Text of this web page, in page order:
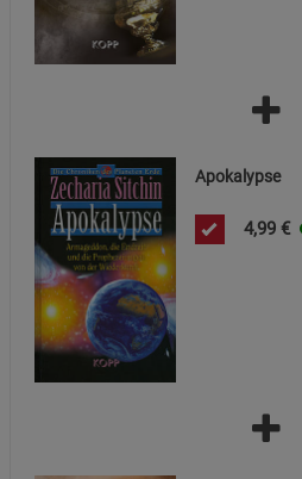
Apokalypse
4,99 €
Statistik Cookies (2)
Marketing Cookies (3)
Beschreibung Marketing Cookies
Cookie-Informationen